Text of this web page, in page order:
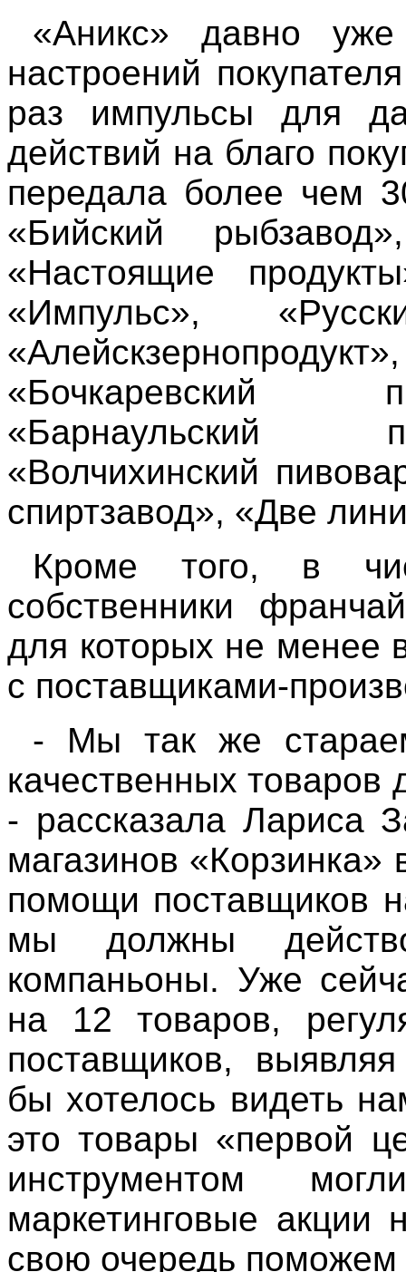
«Аникс» давно
настроений
раз импульсы для
действий на благо
передала более чем
«Бийский
«Настоящие
«Импульс»,
«Бочкаревский
«Барнаульский
«Волчихинский
спиртзавод», «Две
Кроме того, в
собственники
для которых не менее
с поставщиками-
- Мы так же
качественных товаров
- рассказала Лариса
магазинов
помощи поставщиков
мы должны
компаньоны. Уже
на 12 товаров,
поставщиков,
бы хотелось видеть
это товары «первой
инструментом
маркетинговые
свою очередь поможем